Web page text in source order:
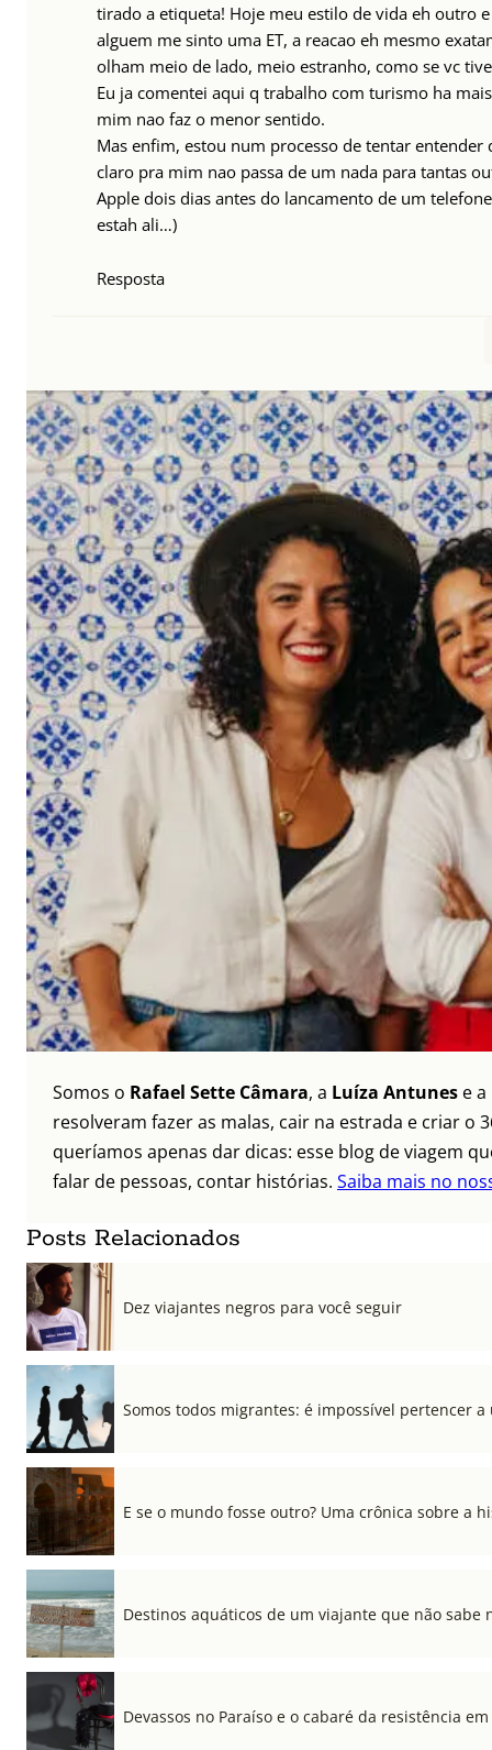
tirado a etiqueta! Hoje meu estilo de vida eh outro
alguem me sinto uma ET, a reacao eh mesmo
olham meio de lado, meio estranho, como se vc
Eu ja comentei aqui q trabalho com turismo ha
mim nao faz o menor sentido.
Mas enfim, estou num processo de tentar entender
claro pra mim nao passa de um nada para tantas
Apple dois dias antes do lancamento de um
estah ali…)
Resposta
Somos o Rafael Sette Câmara, a Luíza Antunes e a
resolveram fazer as malas, cair na estrada e criar o
queríamos apenas dar dicas: esse blog de viagem
falar de pessoas, contar histórias. Saiba mais no
Posts Relacionados
Dez viajantes negros para você seguir
Somos todos migrantes: é impossível pertencer a
E se o mundo fosse outro? Uma crônica sobre a
Destinos aquáticos de um viajante que não sabe
Devassos no Paraíso e o cabaré da resistência em